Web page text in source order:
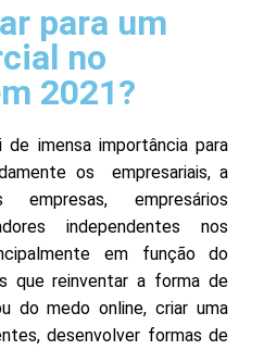
para um
no
2021?
imensa importância para
os empresariais, a
empresas, empresários
independentes nos
em função do
que reinventar a forma de
do medo online, criar uma
desenvolver formas de